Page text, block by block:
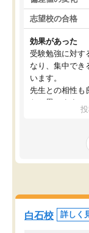
志望校の合格
効果があった
受験勉強に対す
なり、集中でき
います。
先生との相性も
たと思います。
白石校 詳しく